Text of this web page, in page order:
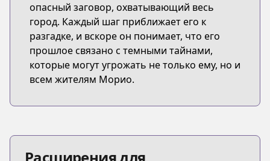
опасный заговор, охватывающий весь
город. Каждый шаг приближает его к
разгадке, и вскоре он понимает, что его
прошлое связано с темными тайнами,
которые могут угрожать не только ему, но и
всем жителям Морио.